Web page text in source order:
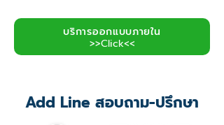
บริการออกแบบภายใน
>>Click<<
Add Line สอบถาม-ปรึกษา